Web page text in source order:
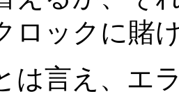
ロックに賭
言え、エ